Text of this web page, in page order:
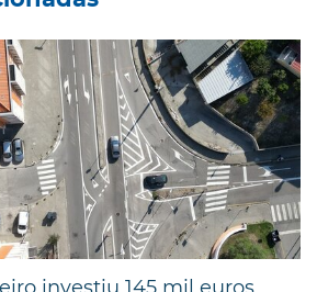
investiu 145 mil euros